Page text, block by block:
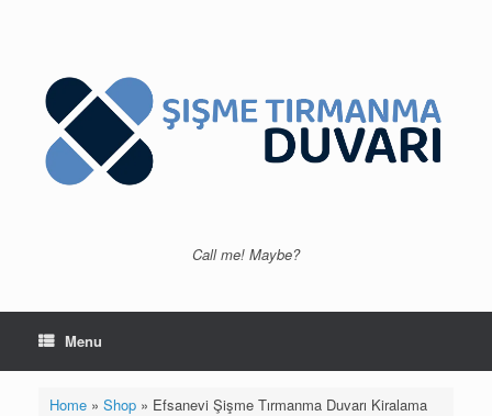
Call me! Maybe?
Menu
Home» Shop» Efsanevi Şişme Tırmanma Duvarı Kiralama